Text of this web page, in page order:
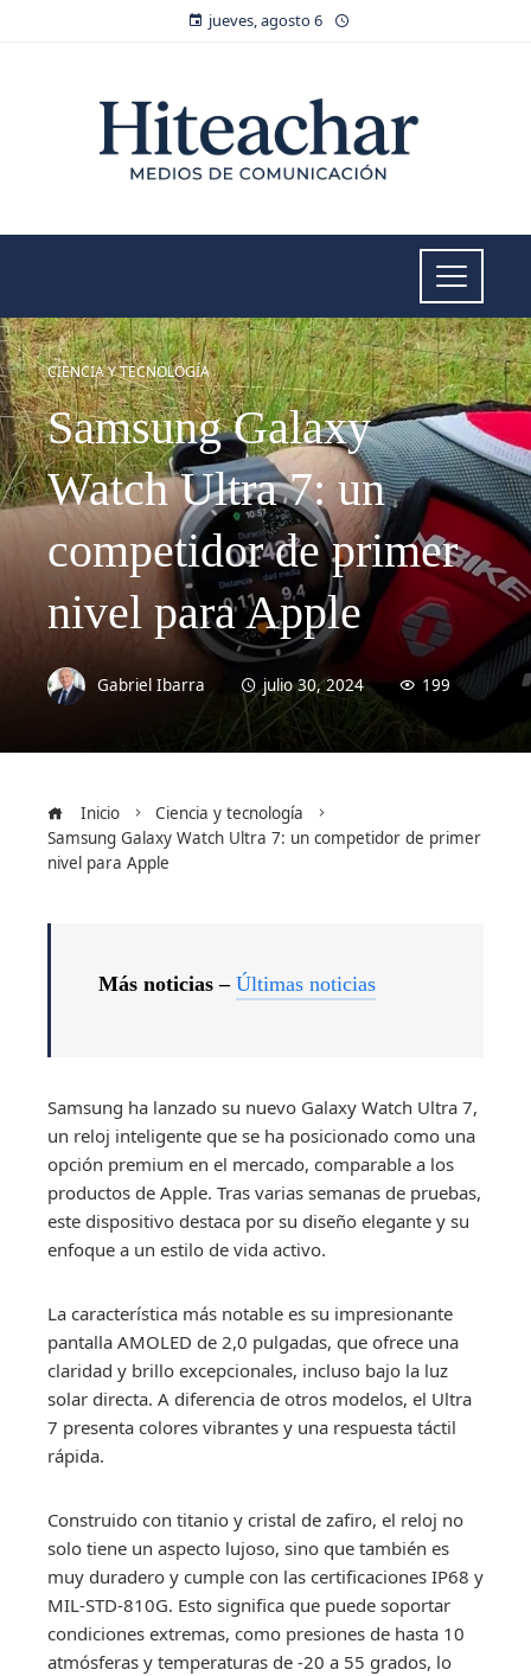
jueves, agosto 6
CIENCIA Y TECNOLOGÍA
Samsung Galaxy
Watch Ultra 7: un
competidor de primer
nivel para Apple
Gabriel Ibarra julio 30, 2024 199
Inicio
Ciencia y tecnología
Samsung Galaxy Watch Ultra 7: un competidor de primer
nivel para Apple
Más noticias – Últimas noticias
Samsung ha lanzado su nuevo Galaxy Watch Ultra 7,
un reloj inteligente que se ha posicionado como una
opción premium en el mercado, comparable a los
productos de Apple. Tras varias semanas de pruebas,
este dispositivo destaca por su diseño elegante y su
enfoque a un estilo de vida activo.
La característica más notable es su impresionante
pantalla AMOLED de 2,0 pulgadas, que ofrece una
claridad y brillo excepcionales, incluso bajo la luz
solar directa. A diferencia de otros modelos, el Ultra
7 presenta colores vibrantes y una respuesta táctil
rápida.
Construido con titanio y cristal de zafiro, el reloj no
solo tiene un aspecto lujoso, sino que también es
muy duradero y cumple con las certificaciones IP68 y
MIL-STD-810G. Esto significa que puede soportar
condiciones extremas, como presiones de hasta 10
atmósferas y temperaturas de -20 a 55 grados, lo